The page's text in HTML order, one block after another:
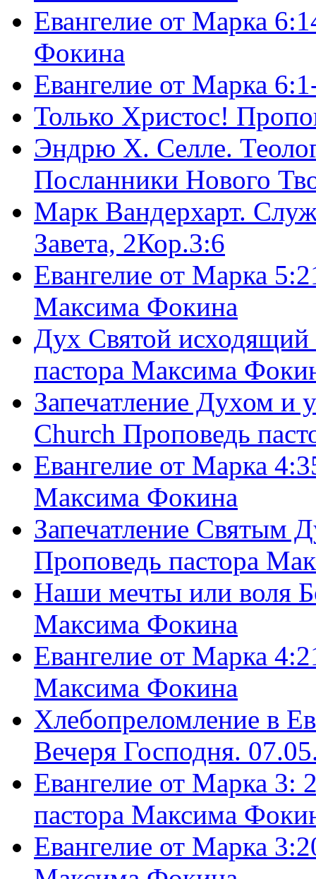
Евангелие от Марка
Фокина
Евангелие от Марка
Только Христос!
Эндрю Х. Селле.
Посланники Нового
Марк Вандерхарт.
Завета, 2Кор.3:6
Евангелие от Марка
Максима Фокина
Дух Святой
пастора Максима
Запечатление Духом и
Church Проповедь
Евангелие от Марка
Максима Фокина
Запечатление Святым
Проповедь пастора
Наши мечты или воля
Максима Фокина
Евангелие от Марка
Максима Фокина
Хлебопреломление в
Вечеря Господня.
Евангелие от Марка 3:
пастора Максима
Евангелие от Марка